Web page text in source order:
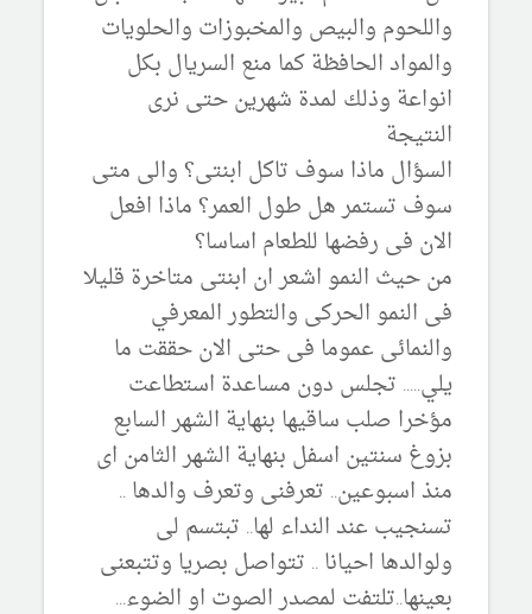
واللحوم والبيص والمخبوزات والحلويات
والمواد الحافظة كما منع السريال بكل
انواعة وذلك لمدة شهرين حتى نرى
النتيجة
السؤال ماذا سوف تاكل ابنتى؟ والى متى
سوف تستمر هل طول العمر؟ ماذا افعل
الان فى رفضها للطعام اساسا؟
من حيث النمو اشعر ان ابنتى متاخرة قليلا
فى النمو الحركى والتطور المعرفي
والنمائى عموما فى حتى الان حققت ما
يلي..... تجلس دون مساعدة استطاعت
مؤخرا صلب ساقيها بنهاية الشهر السابع
بزوغ سنتين اسفل بنهاية الشهر الثامن اى
منذ اسبوعين.. تعرفنى وتعرف والدها ..
تسنجيب عند النداء لها.. تبتسم لى
ولوالدها احيانا .. تتواصل بصريا وتتبعنى
بعينها..تلتفت لمصدر الصوت او الضوء...